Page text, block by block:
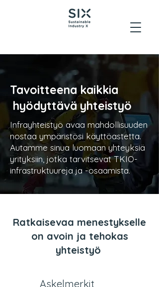
Tavoitteena kaikkia
hyödyttävä yhteistyö
Infrayhteistyö avaa mahdollisuuden
nostaa ympäristösi käyttöastetta.
Autamme sinua luomaan yhteyksiä
yrityksiin, jotka tarvitsevat TKIO-
infrastruktuureja ja -osaamista.
Ratkaisevaa menestykselle
on avoin ja tehokas
yhteistyö
Askelmerkit